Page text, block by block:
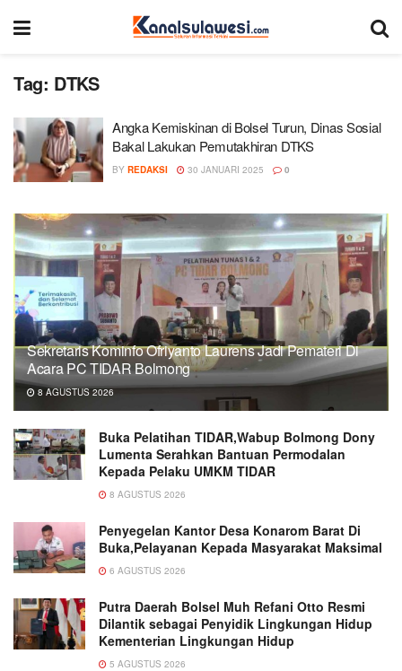
Tag: DTKS
Angka Kemiskinan di Bolsel Turun, Dinas Sosial
Bakal Lakukan Pemutakhiran DTKS
BY REDAKSI 30 JANUARI 2025 0
Sekretaris Kominfo Ofriyanto Laurens Jadi Pemateri Di
Acara PC TIDAR Bolmong
8 AGUSTUS 2026
Buka Pelatihan TIDAR,Wabup Bolmong Dony
Lumenta Serahkan Bantuan Permodalan
Kepada Pelaku UMKM TIDAR
8 AGUSTUS 2026
Penyegelan Kantor Desa Konarom Barat Di
Buka,Pelayanan Kepada Masyarakat Maksimal
6 AGUSTUS 2026
Putra Daerah Bolsel Muh Refani Otto Resmi
Dilantik sebagai Penyidik Lingkungan Hidup
Kementerian Lingkungan Hidup
5 AGUSTUS 2026